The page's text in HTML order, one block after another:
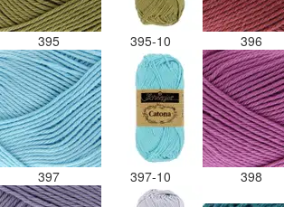
395 395-10 396
397 397-10 398